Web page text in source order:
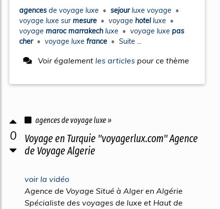
agences de voyage luxe • sejourluxe voyage •
voyage luxe surmesure • voyage hotelluxe •
voyage maroc marrakech luxe • voyage luxe pas
cher • voyage luxe france • Suite ...
Voir également les articles pour ce thème
0
agences de voyage luxe »
Voyage en Turquie "voyagerlux.com" Agence
de Voyage Algerie
voir la vidéo
Agence de Voyage Situé à Alger en Algérie
Spécialiste des voyages de luxe et Haut de